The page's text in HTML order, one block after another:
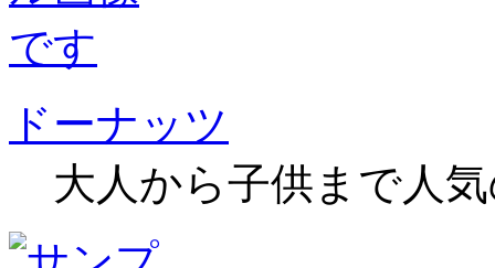
ドーナッツ
大人から子供まで人